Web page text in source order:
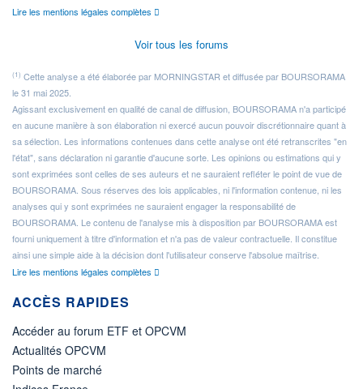
Lire les mentions légales complètes
Voir tous les forums
(1) Cette analyse a été élaborée par MORNINGSTAR et diffusée par BOURSORAMA
le 31 mai 2025.
Agissant exclusivement en qualité de canal de diffusion, BOURSORAMA n'a participé
en aucune manière à son élaboration ni exercé aucun pouvoir discrétionnaire quant à
sa sélection. Les informations contenues dans cette analyse ont été retranscrites "en
l'état", sans déclaration ni garantie d'aucune sorte. Les opinions ou estimations qui y
sont exprimées sont celles de ses auteurs et ne sauraient refléter le point de vue de
BOURSORAMA. Sous réserves des lois applicables, ni l'information contenue, ni les
analyses qui y sont exprimées ne sauraient engager la responsabilité de
BOURSORAMA. Le contenu de l'analyse mis à disposition par BOURSORAMA est
fourni uniquement à titre d'information et n'a pas de valeur contractuelle. Il constitue
ainsi une simple aide à la décision dont l'utilisateur conserve l'absolue maîtrise.
Lire les mentions légales complètes
ACCÈS RAPIDES
Accéder au forum ETF et OPCVM
Actualités OPCVM
Points de marché